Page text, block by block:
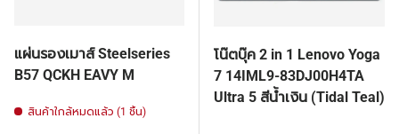
แผ่นรองเมาส์ Steelseries
B57 QCKH EAVY M
สินค้าใกล้หมดแล้ว (1 ชิ้น)
โน๊ตบุ๊ค 2 in 1 Lenovo Yoga
7 14IML9-83DJ00H4TA
Ultra 5 สีน้ำเงิน (Tidal Teal)